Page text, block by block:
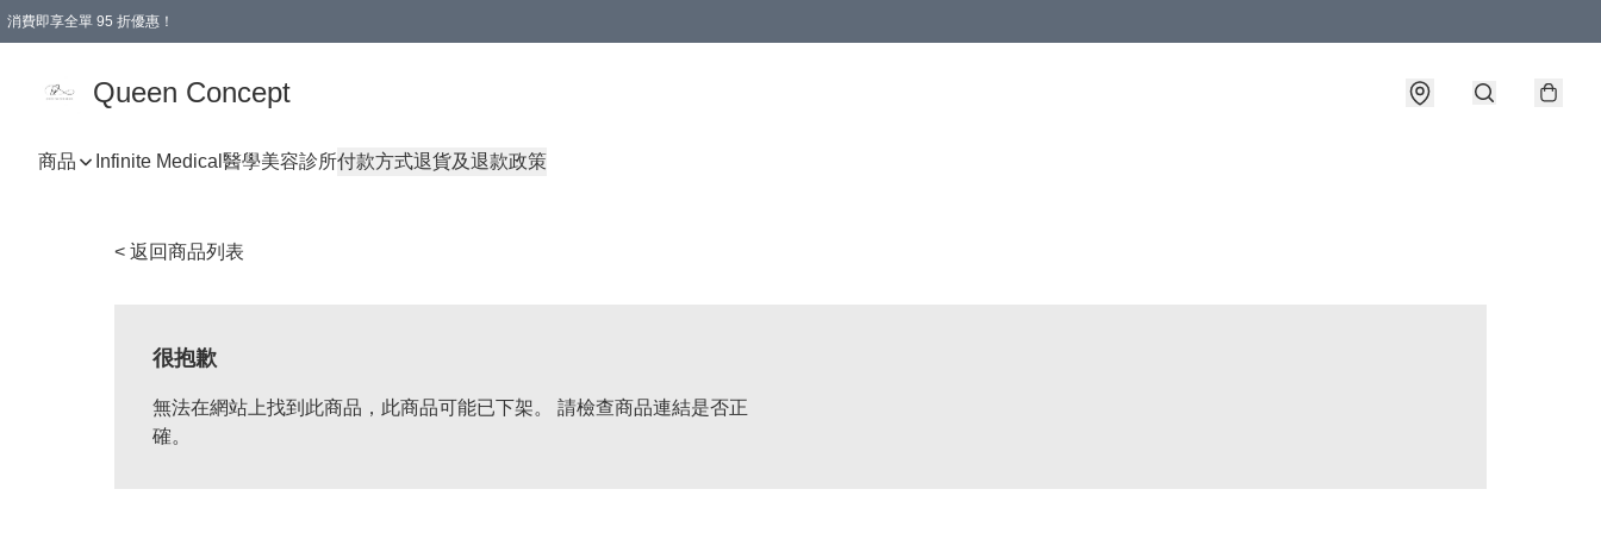
消費即享全單 95 折優惠！
Queen Concept
商品 Infinite Medical醫學美容診所付款方式退貨及退款政策
< 返回商品列表
很抱歉
無法在網站上找到此商品，此商品可能已下架。 請檢查商品連結是否正
確。